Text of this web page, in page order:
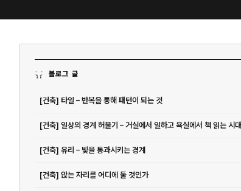
블로그 글
[건축] 타일 – 반복을 통해 패턴이 되는 것
[건축] 일상의 경계 허물기 – 거실에서 일하고 욕실에서 책 읽는 시대
[건축] 유리 – 빛을 통과시키는 경계
[건축] 앉는 자리를 어디에 둘 것인가